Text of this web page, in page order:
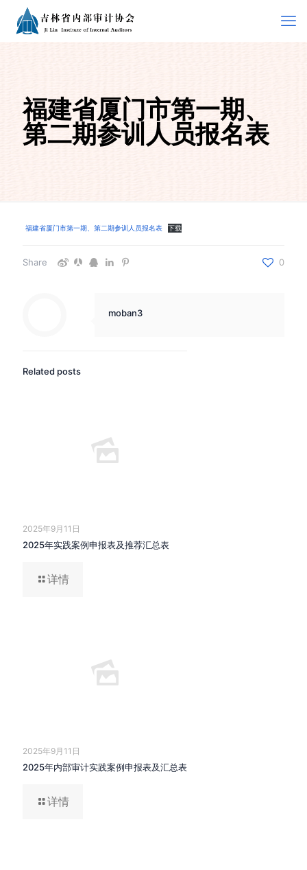
福建省厦门市第一期、
第二期参训人员报名表
福建省厦门市第一期、第二期参训人员报名表 下载
Share 0
moban3
Related posts
2025年9月11日
2025年实践案例申报表及推荐汇总表
详情
2025年9月11日
2025年内部审计实践案例申报表及汇总表
详情